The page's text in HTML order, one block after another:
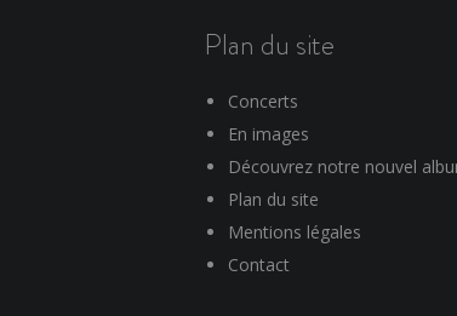
Plan du site
Concerts
En images
Découvrez notre nouvel
Plan du site
Mentions légales
Contact